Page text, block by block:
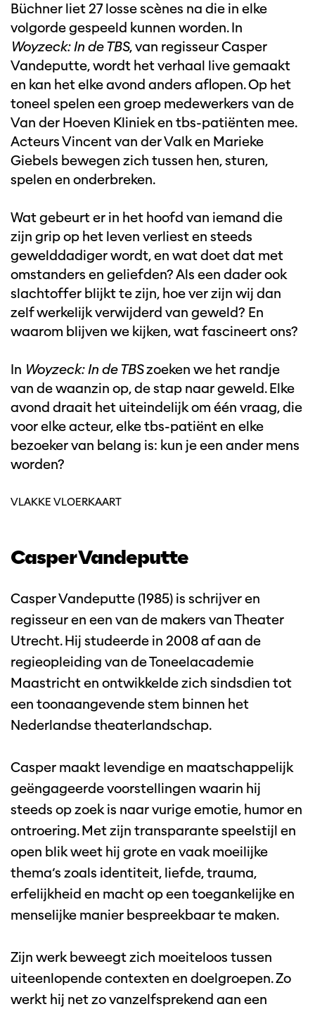
Büchner liet 27 losse scènes na die in elke
volgorde gespeeld kunnen worden. In
Woyzeck: In de TBS, van regisseur Casper
Vandeputte, wordt het verhaal live gemaakt
en kan het elke avond anders aflopen. Op het
toneel spelen een groep medewerkers van de
Van der Hoeven Kliniek en tbs-patiënten mee.
Acteurs Vincent van der Valk en Marieke
Giebels bewegen zich tussen hen, sturen,
spelen en onderbreken.
Wat gebeurt er in het hoofd van iemand die
zijn grip op het leven verliest en steeds
gewelddadiger wordt, en wat doet dat met
omstanders en geliefden? Als een dader ook
slachtoffer blijkt te zijn, hoe ver zijn wij dan
zelf werkelijk verwijderd van geweld? En
waarom blijven we kijken, wat fascineert ons?
In Woyzeck: In de TBSzoeken we het randje
van de waanzin op, de stap naar geweld. Elke
avond draait het uiteindelijk om één vraag, die
voor elke acteur, elke tbs-patiënt en elke
bezoeker van belang is: kun je een ander mens
worden?
VLAKKE VLOERKAART
Casper Vandeputte
Casper Vandeputte (1985) is schrijver en
regisseur en een van de makers van Theater
Utrecht. Hij studeerde in 2008 af aan de
regieopleiding van de Toneelacademie
Maastricht en ontwikkelde zich sindsdien tot
een toonaangevende stem binnen het
Nederlandse theaterlandschap.
Casper maakt levendige en maatschappelijk
geëngageerde voorstellingen waarin hij
steeds op zoek is naar vurige emotie, humor en
ontroering. Met zijn transparante speelstijl en
open blik weet hij grote en vaak moeilijke
thema’s zoals identiteit, liefde, trauma,
erfelijkheid en macht op een toegankelijke en
menselijke manier bespreekbaar te maken.
Zijn werk beweegt zich moeiteloos tussen
uiteenlopende contexten en doelgroepen. Zo
werkt hij net zo vanzelfsprekend aan een